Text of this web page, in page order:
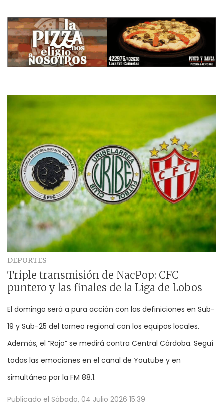
DEPORTES
Triple transmisión de NacPop: CFC
puntero y las finales de la Liga de Lobos
El domingo será a pura acción con las definiciones en Sub-
19 y Sub-25 del torneo regional con los equipos locales.
Además, el “Rojo” se medirá contra Central Córdoba. Seguí
todas las emociones en el canal de Youtube y en
simultáneo por la FM 88.1.
Publicado el Sábado, 04 Julio 2026 15:39